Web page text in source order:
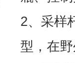
2、采样
型，在